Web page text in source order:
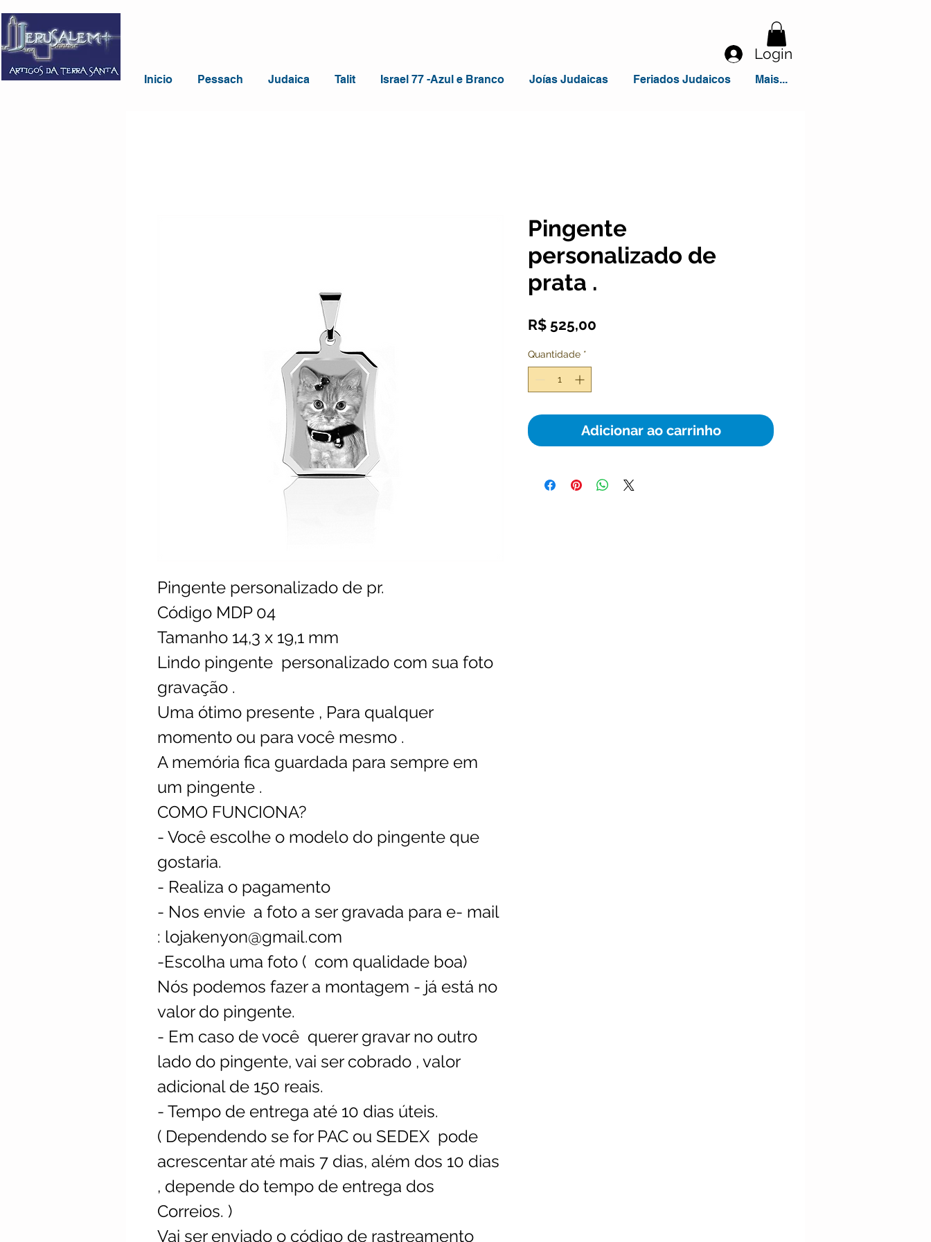
Inicio Pessach Judaica Talit Israel 77 -Azul e Branco Joías Judaicas Feriados Judaicos Mais...
Login
Pingente personalizado de pr.
Código MDP 04
Tamanho 14,3 x 19,1 mm
Lindo pingente personalizado com sua foto
gravação .
Uma ótimo presente , Para qualquer
momento ou para você mesmo .
A memória fica guardada para sempre em
um pingente .
COMO FUNCIONA?
- Você escolhe o modelo do pingente que
gostaria.
- Realiza o pagamento
- Nos envie a foto a ser gravada para e- mail
: lojakenyon@gmail.com
-Escolha uma foto ( com qualidade boa)
Nós podemos fazer a montagem - já está no
valor do pingente.
- Em caso de você querer gravar no outro
lado do pingente, vai ser cobrado , valor
adicional de 150 reais.
- Tempo de entrega até 10 dias úteis.
( Dependendo se for PAC ou SEDEX pode
acrescentar até mais 7 dias, além dos 10 dias
, depende do tempo de entrega dos
Correios. )
Vai ser enviado o código de rastreamento
Pingente
personalizado de
prata .
R$ 525,00
Quantidade *
Adicionar ao carrinho